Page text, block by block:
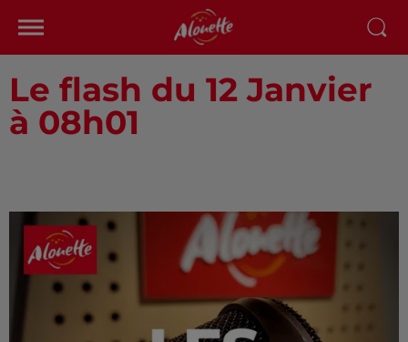
Le flash du 12 Janvier
à 08h01